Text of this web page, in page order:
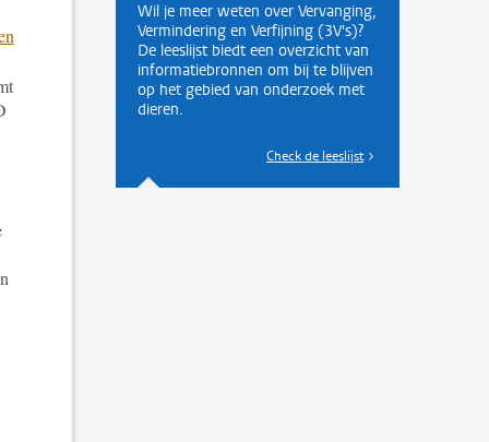
Wil je meer weten over Vervanging,
Vermindering en Verfijning (3V's)?
De leeslijst biedt een overzicht van
informatiebronnen om bij te blijven
op het gebied van onderzoek met
dieren.
Check de leeslijst